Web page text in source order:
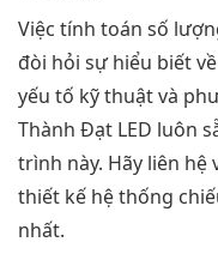
Việc tính toán số
đòi hỏi sự hiểu biết
yếu tố kỹ thuật và
Thành Đạt LED luôn
trình này. Hãy liên hệ
thiết kế hệ thống
nhất.